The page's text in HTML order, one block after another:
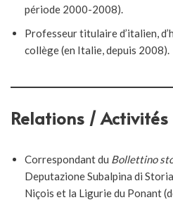
période 2000-2008).
Professeur titulaire d’italien,
collège (en Italie, depuis 2008).
Relations /
Correspondant du Bollettino
Deputazione Subalpina di
Niçois et la Ligurie du Ponant